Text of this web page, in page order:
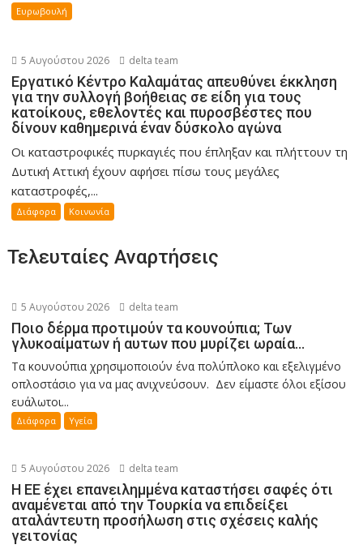
Ευρωβουλή
5 Αυγούστου 2026 delta team
Εργατικό Κέντρο Καλαμάτας απευθύνει έκκληση
για την συλλογή βοήθειας σε είδη για τους
κατοίκους, εθελοντές και πυροσβέστες που
δίνουν καθημερινά έναν δύσκολο αγώνα
Οι καταστροφικές πυρκαγιές που έπληξαν και πλήττουν τη
Δυτική Αττική έχουν αφήσει πίσω τους μεγάλες
καταστροφές,...
Διάφορα Κοινωνία
Τελευταίες Αναρτήσεις
5 Αυγούστου 2026 delta team
Ποιο δέρμα προτιμούν τα κουνούπια; Των
γλυκοαίματων ή αυτων που μυρίζει ωραία…
Τα κουνούπια χρησιμοποιούν ένα πολύπλοκο και εξελιγμένο
οπλοστάσιο για να μας ανιχνεύσουν. Δεν είμαστε όλοι εξίσου
ευάλωτοι...
Διάφορα Υγεία
5 Αυγούστου 2026 delta team
Η ΕΕ έχει επανειλημμένα καταστήσει σαφές ότι
αναμένεται από την Τουρκία να επιδείξει
αταλάντευτη προσήλωση στις σχέσεις καλής
γειτονίας